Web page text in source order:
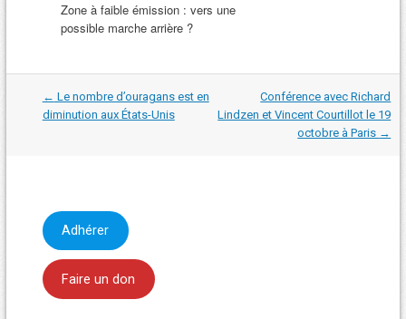
Zone à faible émission : vers une
possible marche arrière ?
Navigation
dans
les
← Le nombre d’ouragans est en
diminution aux États-Unis
Conférence avec Richard
Lindzen et Vincent Courtillot le 19
octobre à Paris →
Adhérer
Faire un don